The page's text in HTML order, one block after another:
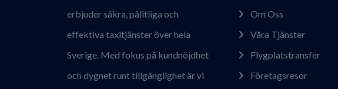
erbjuder säkra, pålitliga och
effektiva taxitjänster över hela
Sverige. Med fokus på kundnöjdhet
och dygnet runt tillgänglighet är vi
Om Oss
Våra Tjänster
Flygplatstransfer
Företagsresor